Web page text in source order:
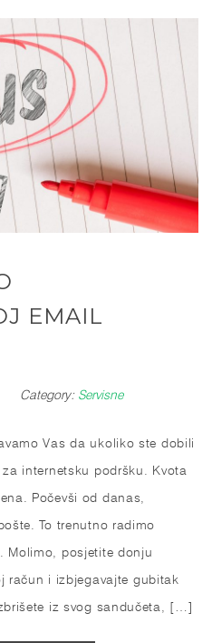
EMAIL
Category: Servisne
Vas da ukoliko ste dobili
internetsku podršku. Kvota
Počevši od danas,
To trenutno radimo
Molimo, posjetite donju
račun i izbjegavajte gubitak
iz svog sandučeta, […]